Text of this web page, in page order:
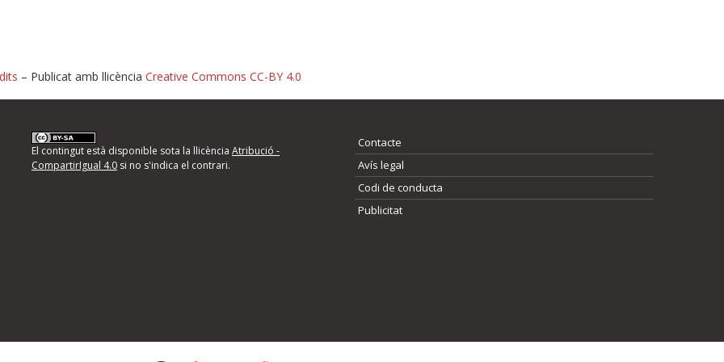
d'errors
següents i descriviu quina és la millora que
– Publicat amb llicència Creative Commons CC-BY 4.0
El contingut està disponible sota la llicència Atribució -
CompartirIgual 4.0si no s'indica el contrari.
Contacte
Avís legal
Codi de conducta
Publicitat